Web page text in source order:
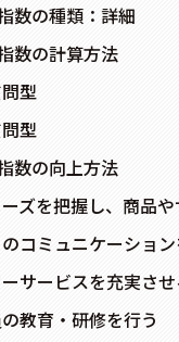
数の種類：詳細
数の計算方法
型
型
数の向上方法
ズを把握し、商品
コミュニケーショ
サービスを充実させ
教育・研修を行う